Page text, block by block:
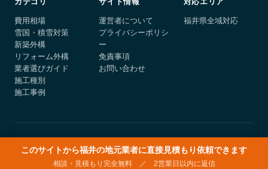
費用相場
雪国・積雪対策
新築外構
リフォーム外構
業者選びガイド
施工種別
施工事例
運営者について
プライバシーポリシ
ー
免責事項
お問い合わせ
福井県全域対応
© 2026 fukui-gaiko.com
このサイトから福井の地元業者に直接見積もり依頼できます
相談・見積もり完全無料 ／ 2営業日以内に返信